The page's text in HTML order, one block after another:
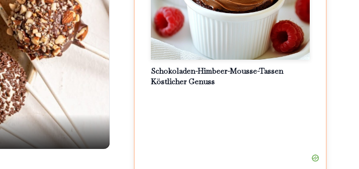
Schokoladen-Himbeer-Mousse-Tassen
Köstlicher Genuss